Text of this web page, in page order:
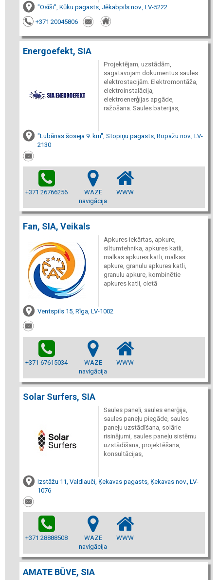
"Osīši", Kūku pagasts, Jēkabpils nov., LV-5222
+371 20045806
Energoefekt, SIA
Projektējam, uzstādām,
sagatavojam dokumentus saules
elektrostacijām. Elektromontāža,
elektroinstalācija,
elektroenerģijas apgāde,
ražošana. Saules baterijas,
"Lubānas šoseja 9. km", Stopiņu pagasts, Ropažu nov., LV-
2130
+371 26766256
WAZE
navigācija
WWW
Fan, SIA, Veikals
Apkures iekārtas, apkure,
siltumtehnika, apkures katli,
malkas apkures katli, malkas
apkure, granulu apkures katli,
granulu apkure, kombinētie
apkures katli, cietā
Ventspils 15, Rīga, LV-1002
+371 67615034
WAZE
navigācija
WWW
Solar Surfers, SIA
Saules paneļi, saules enerģija,
saules paneļu piegāde, saules
paneļu uzstādīšana, solārie
risinājumi, saules paneļu sistēmu
uzstādīšana, projektēšana,
konsultācijas,
Izstāžu 11, Valdlauči, Ķekavas pagasts, Ķekavas nov., LV-
1076
+371 28888508
WAZE
navigācija
WWW
AMATE BŪVE, SIA